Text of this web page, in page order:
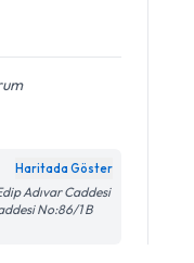
Haritada Göster
Adıvar Caddesi
No:86/1 B